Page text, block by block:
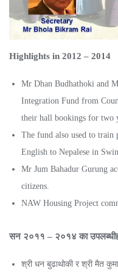
Highlights in 2012 – 2014
Mr Dhan Budhathoki and
Integration Fund from
their hall bookings for two
The fund also used to train
English to Nepalese in
Mr Jum Bahadur Gurung
citizens.
NAW Housing Project
सन २०११ – २०१४ का
श्री धन बुढाथोकी र श्री मैत